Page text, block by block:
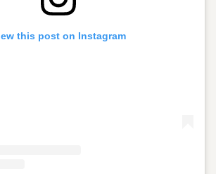
this post on Instagram